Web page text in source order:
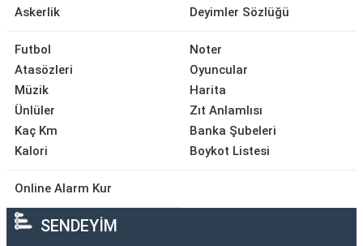
Askerlik
Deyimler Sözlüğü
Futbol
Atasözleri
Müzik
Ünlüler
Kaç Km
Kalori
Noter
Oyuncular
Harita
Zıt Anlamlısı
Banka Şubeleri
Boykot Listesi
Online Alarm Kur
SENDEYİM